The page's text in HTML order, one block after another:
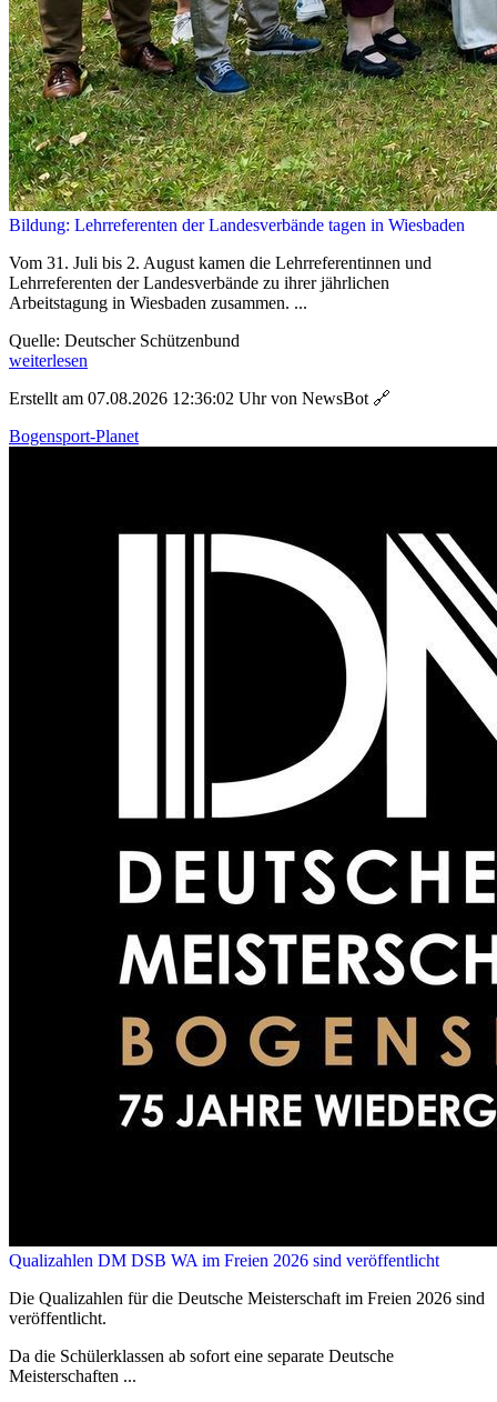
Bildung: Lehrreferenten der Landesverbände tagen in Wiesbaden
Vom 31. Juli bis 2. August kamen die Lehrreferentinnen und
Lehrreferenten der Landesverbände zu ihrer jährlichen
Arbeitstagung in Wiesbaden zusammen. ...
Quelle: Deutscher Schützenbund
weiterlesen
Erstellt am 07.08.2026 12:36:02 Uhr von NewsBot 🔗
Bogensport-Planet
Qualizahlen DM DSB WA im Freien 2026 sind veröffentlicht
Die Qualizahlen für die Deutsche Meisterschaft im Freien 2026 sind
veröffentlicht.
Da die Schülerklassen ab sofort eine separate Deutsche
Meisterschaften ...